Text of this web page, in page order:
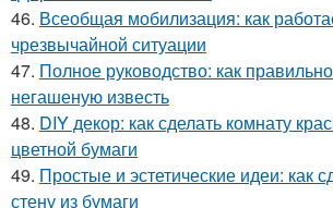
46. Всеобщая мобилизация: как
чрезвычайной ситуации
47. Полное руководство: как
негашеную известь
48. DIY декор: как сделать комнату
цветной бумаги
49. Простые и эстетические идеи: как
стену из бумаги